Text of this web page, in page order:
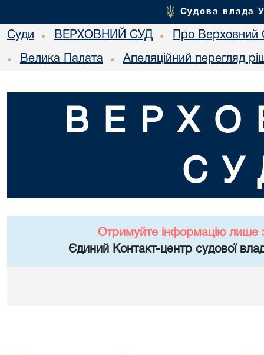
Судова влада
Суди • ВЕРХОВНИЙ СУД • Про Верховний
• Велика Палата • Апеляційний перегляд
Отримуйте інформацію лише
Єдиний Контакт-центр судової